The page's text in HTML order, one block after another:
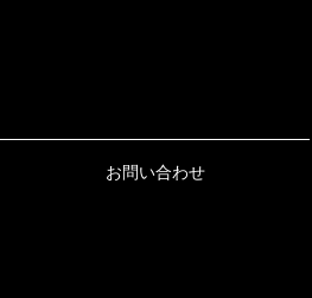
お問い合わせ